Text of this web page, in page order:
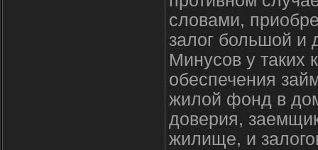
словами,
залог большой и
Минусов у таких
обеспечения
жилой фонд в
доверия,
жилище, и